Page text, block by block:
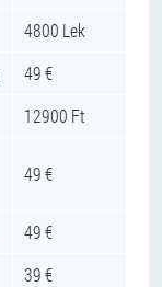
4800 Lek
49 €
12900 Ft
49 €
49 €
39 €